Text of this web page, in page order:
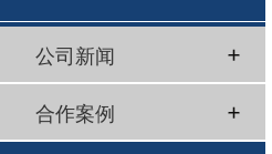
公司新闻
合作案例